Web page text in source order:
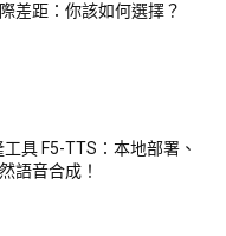
差距：你該如何選擇？
具 F5-TTS：本地部署、
語音合成！